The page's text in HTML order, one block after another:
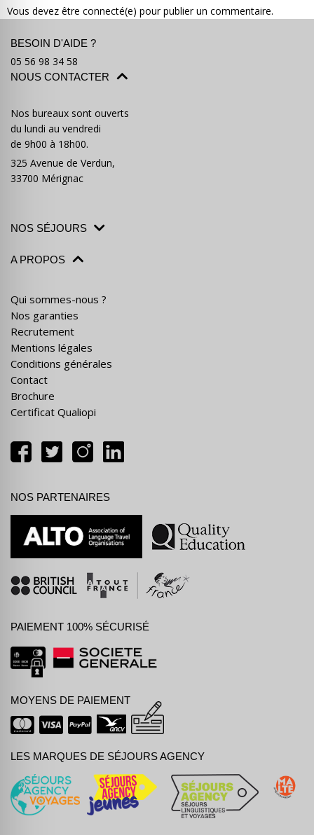
Vous devez être connecté(e) pour publier un commentaire.
BESOIN D'AIDE ?
05 56 98 34 58
NOUS CONTACTER
Nos bureaux sont ouverts
du lundi au vendredi
de 9h00 à 18h00.
325 Avenue de Verdun,
33700 Mérignac
NOS SÉJOURS
A PROPOS
Qui sommes-nous ?
Nos garanties
Recrutement
Mentions légales
Conditions générales
Contact
Brochure
Certificat Qualiopi
NOS PARTENAIRES
PAIEMENT 100% SÉCURISÉ
MOYENS DE PAIEMENT
LES MARQUES DE SÉJOURS AGENCY